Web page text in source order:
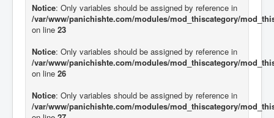
Notice: Only variables should be assigned by reference in
/var/www/panichishte.com/modules/mod_thiscategory/
on line 23
Notice: Only variables should be assigned by reference in
/var/www/panichishte.com/modules/mod_thiscategory/
on line 26
Notice: Only variables should be assigned by reference in
/var/www/panichishte.com/modules/mod_thiscategory/